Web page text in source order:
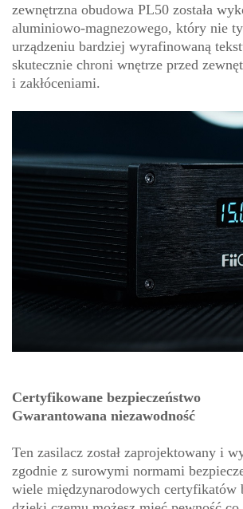
zewnętrzna obudowa PL50 została
aluminiowo-magnezowego, który nie
urządzeniu bardziej wyrafinowaną
skutecznie chroni wnętrze przed
i zakłóceniami.
Certyfikowane bezpieczeństwo
Gwarantowana niezawodność
Ten zasilacz został zaprojektowany i
zgodnie z surowymi normami
wiele międzynarodowych certyfikatów